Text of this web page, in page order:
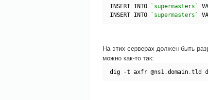
INSERT INTO `supermasters`
INSERT INTO
`supermasters`
На этих серверах должен быть
можно как-то так:
dig -t axfr @ns1.domain.tld